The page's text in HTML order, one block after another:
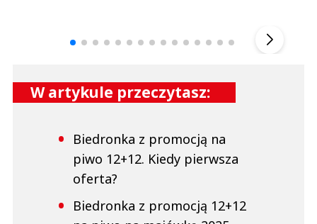
W artykule przeczytasz:
Biedronka z promocją na
piwo 12+12. Kiedy pierwsza
oferta?
Biedronka z promocją 12+12